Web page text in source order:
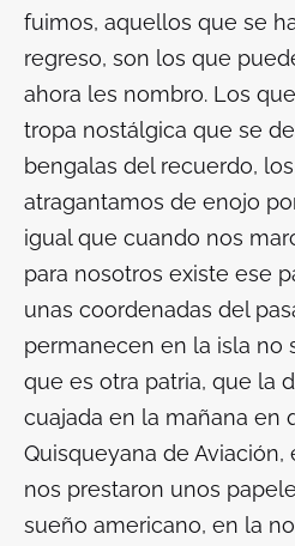
fuimos, aquellos que se
regreso, son los que
ahora les nombro. Los
tropa nostálgica que se
bengalas del recuerdo,
atragantamos de enojo
igual que cuando nos
para nosotros existe ese
unas coordenadas del
permanecen en la isla no
que es otra patria, que la
cuajada en la mañana en
Quisqueyana de
nos prestaron unos
sueño americano, en la